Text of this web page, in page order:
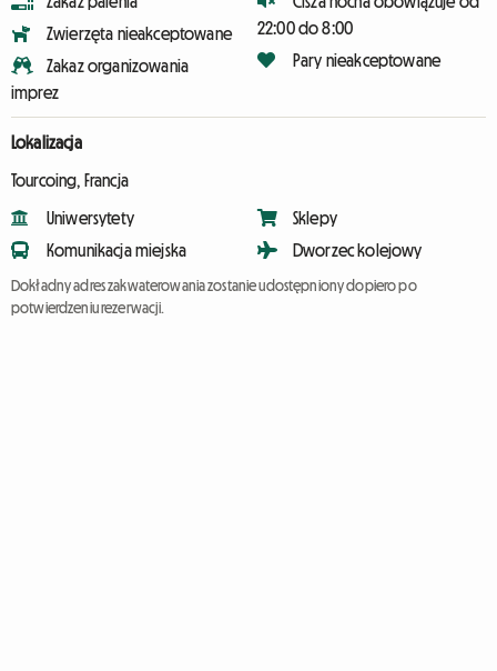
Zwierzęta nieakceptowane
Zakaz organizowania
imprez
22:00 do 8:00
Pary nieakceptowane
Lokalizacja
Tourcoing, Francja
Uniwersytety
Komunikacja miejska
Sklepy
Dworzec kolejowy
Dokładny adres zakwaterowania zostanie udostępniony dopiero po
potwierdzeniu rezerwacji.